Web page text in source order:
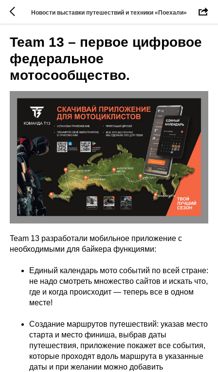
Новости выставки путешествий и техники «Поехали»
Team 13 – первое цифровое
федеральное
мотосообщество.
Team 13 разработали мобильное приложение с
необходимыми для байкера функциями:
Единый календарь мото событий по всей стране:
не надо смотреть множество сайтов и искать что,
где и когда происходит — теперь все в одном
месте!
Создание маршрутов путешествий: указав место
старта и место финиша, выбрав даты
путешествия, приложение покажет все события,
которые проходят вдоль маршрута в указанные
даты и при желании можно добавить